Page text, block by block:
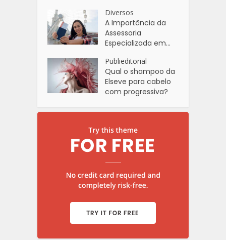
Diversos
A Importância da
Assessoria
Especializada em...
Publieditorial
Qual o shampoo da
Elseve para cabelo
com progressiva?